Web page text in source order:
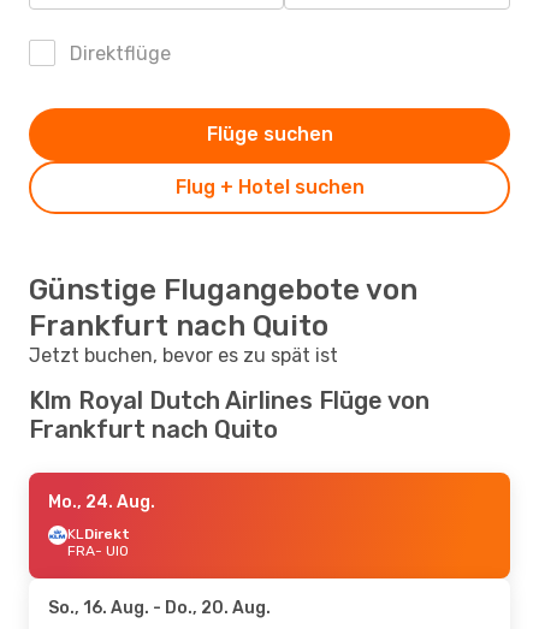
Direktflüge
Flug + Hotel suchen
Flüge suchen
Günstige Flugangebote von
Frankfurt nach Quito
Jetzt buchen, bevor es zu spät ist
Klm Royal Dutch Airlines Flüge von
Frankfurt nach Quito
Mo., 24. Aug.
KLDirekt
FRA- UIO
So., 16. Aug. - Do., 20. Aug.